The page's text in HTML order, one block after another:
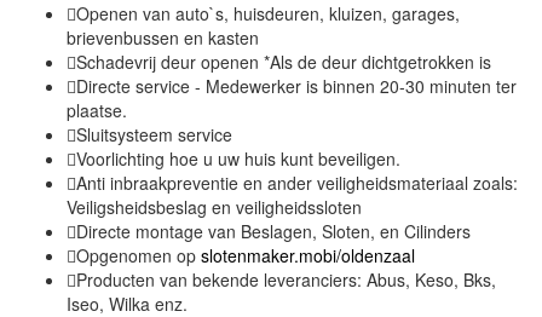
Openen van auto`s, huisdeuren, kluizen, garages,
brievenbussen en kasten
Schadevrij deur openen *Als de deur dichtgetrokken is
Directe service - Medewerker is binnen 20-30 minuten ter
plaatse.
Sluitsysteem service
Voorlichting hoe u uw huis kunt beveiligen.
Anti inbraakpreventie en ander veiligheidsmateriaal zoals:
Veiligsheidsbeslag en veiligheidssloten
Directe montage van Beslagen, Sloten, en Cilinders
Opgenomen op slotenmaker.mobi/oldenzaal
Producten van bekende leveranciers: Abus, Keso, Bks,
Iseo, Wilka enz.